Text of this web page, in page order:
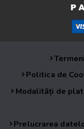
Politica de
Modalități de
Prelucrarea